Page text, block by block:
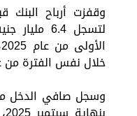
لتسجل 6.4
خلال نفس الفترة من عام